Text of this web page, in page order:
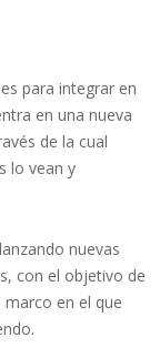
para integrar en
en una nueva
de la cual
lo vean y
nuevas
con el objetivo de
en el que